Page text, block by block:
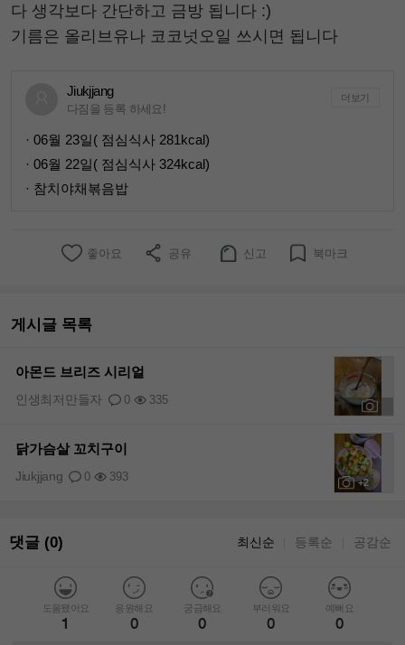
다 생각보다 간단하고 금방 됩니다 :)
기름은 올리브유나 코코넛오일 쓰시면 됩니다
Jiukjjang
다짐을 등록 하세요!
더보기
· 06월 23일( 점심식사 281kcal)
· 06월 22일( 점심식사 324kcal)
· 참치야채볶음밥
좋아요 공유 신고 북마크
게시글 목록
아몬드 브리즈 시리얼
0 335
인생최저만들자
+2
닭가슴살 꼬치구이
0 393
Jiukjjang
댓글 (0) 최신순 등록순 공감순
도움됐어요
1
응원해요
0
궁금해요
0
부러워요
0
예뻐요
0